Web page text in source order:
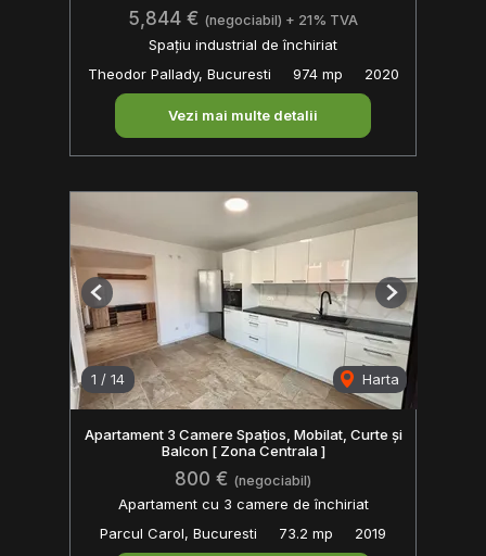
5,844 € (negociabil) + 21% TVA
Spațiu industrial de închiriat
Theodor Pallady, Bucuresti
974 mp 2020
Vezi mai multe detalii
1 / 14 Harta
Previous Next
Apartament 3 Camere Spațios, Mobilat, Curte și
Balcon [ Zona Centrala ]
800 € (negociabil)
Apartament cu 3 camere de închiriat
Parcul Carol, Bucuresti
73.2 mp 2019